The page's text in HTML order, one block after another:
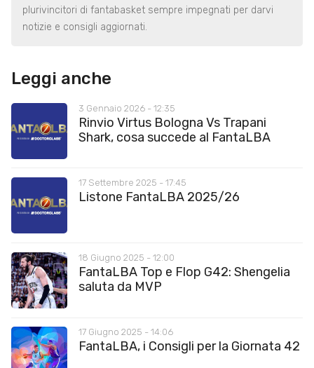
plurivincitori di fantabasket sempre impegnati per darvi
notizie e consigli aggiornati.
Leggi anche
3 Gennaio 2026 - 12:35
Rinvio Virtus Bologna Vs Trapani
Shark, cosa succede al FantaLBA
17 Settembre 2025 - 17:45
Listone FantaLBA 2025/26
18 Giugno 2025 - 12:00
FantaLBA Top e Flop G42: Shengelia
saluta da MVP
17 Giugno 2025 - 14:06
FantaLBA, i Consigli per la Giornata 42